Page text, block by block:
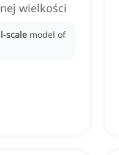
wielkości
scale model of